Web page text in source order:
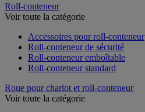
Roll-conteneur
Voir toute la catégorie
Accessoires pour roll-conteneur
Roll-conteneur de sécurité
Roll-conteneur emboîtable
Roll-conteneur standard
Roue pour chariot et roll-conteneur
Voir toute la catégorie